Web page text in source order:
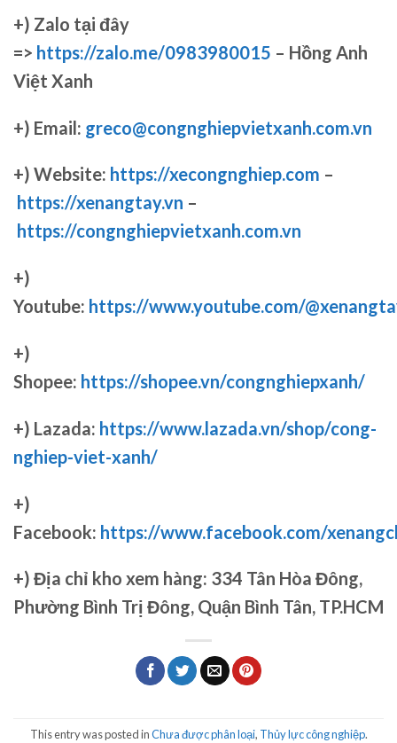
+) Zalo tại đây
=> https://zalo.me/0983980015 – Hồng Anh
Việt Xanh
+) Email: greco@congnghiepvietxanh.com.vn
+) Website: https://xecongnghiep.com –
https://xenangtay.vn –
https://congnghiepvietxanh.com.vn
+)
Youtube: https://www.youtube.com/
+)
Shopee: https://shopee.vn/congnghiepxanh/
+) Lazada: https://www.lazada.vn/shop/cong-
nghiep-viet-xanh/
+)
Facebook: https://www.facebook.com/
+) Địa chỉ kho xem hàng: 334 Tân Hòa Đông,
Phường Bình Trị Đông, Quận Bình Tân, TP.HCM
This entry was posted inChưa được phân loại, Thủy lực công nghiệp.